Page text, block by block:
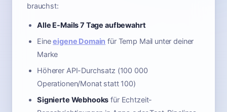
brauchst:
Alle E-Mails 7 Tage aufbewahrt
Eineeigene Domain für Temp Mail unter deiner
Marke
Höherer API-Durchsatz (100 000
Operationen/Monat statt 100)
Signierte Webhooks für Echtzeit-